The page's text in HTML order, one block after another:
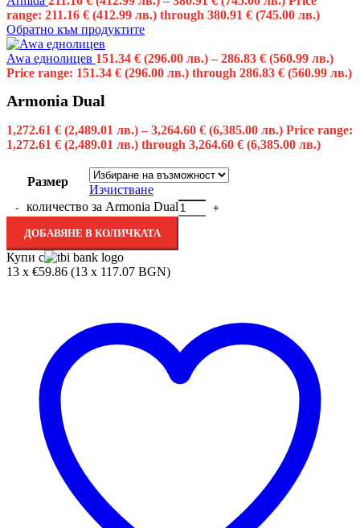
range: 211.16 € (412.99 лв.) through 380.91 € (745.00 лв.)
Обратно към продуктите
Awa еднолицев 151.34 € (296.00 лв.) – 286.83 € (560.99 лв.)
Price range: 151.34 € (296.00 лв.) through 286.83 € (560.99 лв.)
Armonia Dual
1,272.61 € (2,489.01 лв.) – 3,264.60 € (6,385.00 лв.) Price range:
1,272.61 € (2,489.01 лв.) through 3,264.60 € (6,385.00 лв.)
Размер
Изчистване
количество за Armonia Dual
ДОБАВЯНЕ В КОЛИЧКАТА
Купи с
13 x €59.86 (13 x 117.07 BGN)